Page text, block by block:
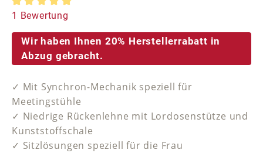
Durchschnittliche Bewertung von 5 von 5 Sternen
1 Bewertung
Wir haben Ihnen 20% Herstellerrabatt in
Abzug gebracht.
✓ Mit Synchron-Mechanik speziell für
Meetingstühle
✓ Niedrige Rückenlehne mit Lordosenstütze und
Kunststoffschale
✓ Sitzlösungen speziell für die Frau